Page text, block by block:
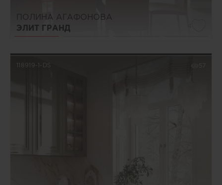
ПОЛИНА АГАФОНОВА
ЭЛИТ ГРАНД
118919-1-DS